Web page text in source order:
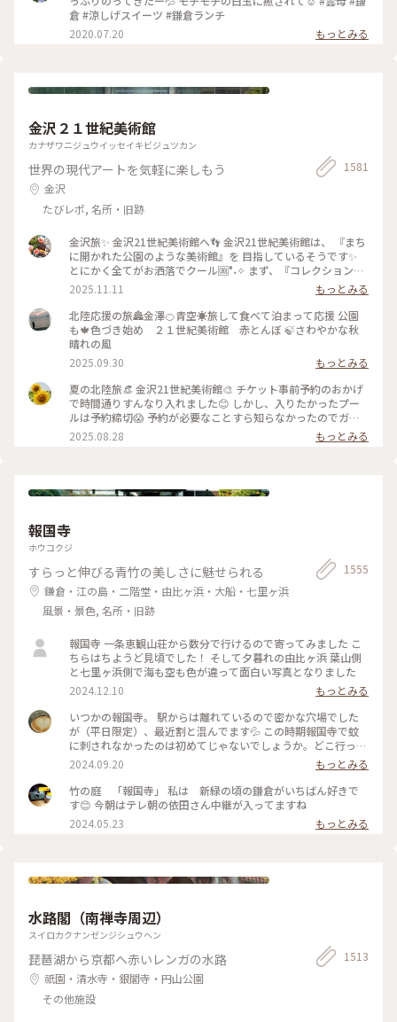
倉 #涼しげスイーツ #鎌倉ランチ
2020.07.20
もっとみる
金沢２１世紀美術館
カナザワニジュウイッセイキビジュツカン
世界の現代アートを気軽に楽しもう
金沢
たびレポ, 名所・旧跡
1581
金沢旅✨ 金沢21世紀美術館へ👣 金沢21世紀美術館は、 『まち
に開かれた公園のような美術館』を 目指しているそうです✨
とにかく全てがお洒落でクール🆒°˖✧ まず、『コレクション展
2 文字の可能性』を鑑賞。 現代アート作品における「文字」
の表現に 焦点を当てて、文字が持つ可能性を 絵画、版画、
書、陶芸、映像など 様々な形式の作品を通して探求していま
す。 文字に関して多角的な視点から見た作品の数々、 こうい
う見方もあるんだ！と とても興味深かったです✨ また、
『SIDE CORE Living road, Living space / 生きている道、生き
るための場所』も鑑賞。 これは、アートチームSIDE COREの
展覧会で、 「道」や「移動」をテーマに、 ストリートカルチ
ャーの視点から 「異なる場所をつなぐ表現」、 「生きるため
の場所」を 美術館の中に創出することを目指しているそう✨
様々な角度から道や移動を見ている作品、 一体感もあってと
っても面白かったです！ 一日中いても楽しめる とっても素敵
所』 2025年10月18日(土) - 2026年3月15日(日) #金沢21世紀
#SIDECORELivingroadLivingspace/生きている道生きるため
2025.11.11
もっとみる
北陸応援の旅🏯金澤🍊青空☀️旅して食べて泊まって応援 公園
も🍁色づき始め ２１世紀美術館 赤とんぼ 🍃さわやかな秋
晴れの風
2025.09.30
もっとみる
夏の北陸旅👒 金沢21世紀美術館🎨‎ チケット事前予約のおかげ
で時間通りすんなり入れました😊 しかし、入りたかったプー
ルは予約締切😱 予約が必要なことすら知らなかったのでガッ
カリ💧 そうですよね、人気の美術館ですものね… そして雨の
ため、屋外でプールを上から覗くのも中止になっていました💧
み、上から覗くプールが見られるようになり急いで見学！ も
わいいラビットチェアや、憧れのアルネ・ヤコブセンデザイン
のアントチェアやスワンチェアに座れたのも満足✨ 女子トイレ
世紀美術館 #美術館 #金沢 #石川 #アートな景色
2025.08.28 もっとみる
報国寺
ホウコクジ
すらっと伸びる青竹の美しさに魅せられる
鎌倉・江の島・二階堂・由比ヶ浜・大船・七里ヶ浜
風景・景色, 名所・旧跡
1555
報国寺 一条恵観山荘から数分で行けるので寄ってみました こ
ちらはちようど見頃でした！ そして夕暮れの由比ヶ浜 葉山側
と七里ヶ浜側で海も空も色が違って面白い写真となりました
2024.12.10
もっとみる
いつかの報国寺。 駅からは離れているので密かな穴場でした
が（平日限定）、最近割と混んでます💦 この時期報国寺で蚊
に刺されなかったのは初めてじゃないでしょうか。どこ行っ
た〜🦟 #ことりっぷ旅2024 #鎌倉
2024.09.20
もっとみる
竹の庭 「報国寺」 私は 新緑の頃の鎌倉がいちばん好きで
す😊 今朝はテレ朝の依田さん中継が入ってますね
2024.05.23
もっとみる
水路閣（南禅寺周辺）
スイロカクナンゼンジシュウヘン
琵琶湖から京都へ赤いレンガの水路
祇園・清水寺・銀閣寺・円山公園
その他施設
1513